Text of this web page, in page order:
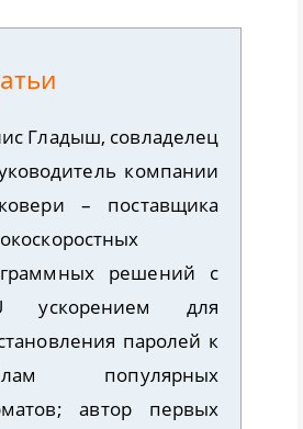
автоматически
прогресс – если
с последней точки.
под нагрузкой.
Не влияет на
и срок службы
конкретного
видеокарты, а не
Гладыш, совладелец
компании
– поставщика
решений с
ускорением для
паролей к
популярных
автор первых